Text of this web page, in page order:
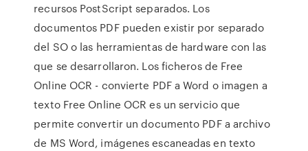
recursos PostScript separados. Los
documentos PDF pueden existir por separado
del SO o las herramientas de hardware con las
que se desarrollaron. Los ficheros de Free
Online OCR - convierte PDF a Word o imagen a
texto Free Online OCR es un servicio que
permite convertir un documento PDF a archivo
de MS Word, imágenes escaneadas en texto